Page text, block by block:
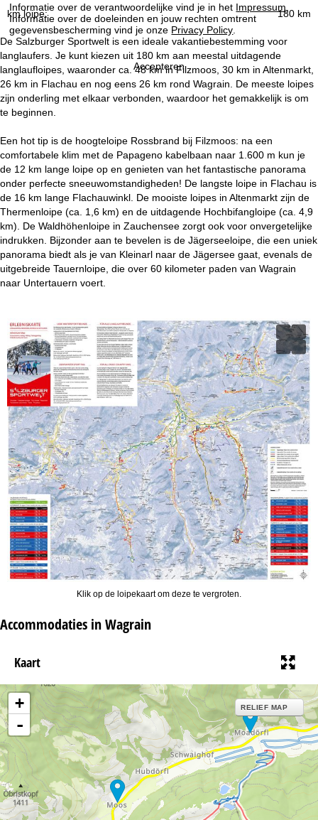
Informatie over de verantwoordelijke vind je in het Impressum
Informatie over de doeleinden en jouw rechten omtrent
gegevensbescherming vind je onze Privacy Policy
Accepteren
t
a
i
n
a
180 km
km loipe:
De Salzburger Sportwelt is een ideale vakantiebestemming voor
langlaufers. Je kunt kiezen uit 180 km aan meestal uitdagende
langlaufloipes, waaronder ca. 48 km in Filzmoos, 30 km in Altenmarkt,
26 km in Flachau en nog eens 26 km rond Wagrain. De meeste loipes
zijn onderling met elkaar verbonden, waardoor het gemakkelijk is om
te beginnen.
Een hot tip is de hoogteloipe Rossbrand bij Filzmoos: na een
comfortabele klim met de Papageno kabelbaan naar 1.600 m kun je
de 12 km lange loipe op en genieten van het fantastische panorama
onder perfecte sneeuwomstandigheden! De langste loipe in Flachau is
de 16 km lange Flachauwinkl. De mooiste loipes in Altenmarkt zijn de
Thermenloipe (ca. 1,6 km) en de uitdagende Hochbifangloipe (ca. 4,9
km). De Waldhöhenloipe in Zauchensee zorgt ook voor onvergetelijke
indrukken. Bijzonder aan te bevelen is de Jägerseeloipe, die een uniek
panorama biedt als je van Kleinarl naar de Jägersee gaat, evenals de
uitgebreide Tauernloipe, die over 60 kilometer paden van Wagrain
naar Untertauern voert.
Klik op de loipekaart om deze te vergroten.
Accommodaties in Wagrain
Kaart
+
-
RELIEF MAP